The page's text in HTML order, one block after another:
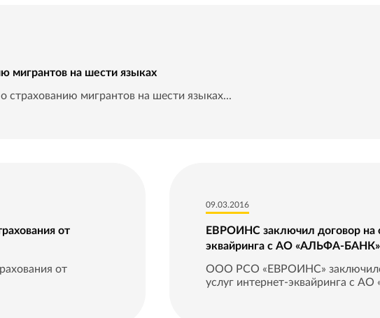
мигрантов на шести языках
мигрантов на шести языках...
от
от
09.03.2016
ЕВРОИНС заключил договор на
эквайринга с АО «АЛЬФА-БАНК»
ООО РСО «ЕВРОИНС» заключило
услуг интернет-эквайринга с